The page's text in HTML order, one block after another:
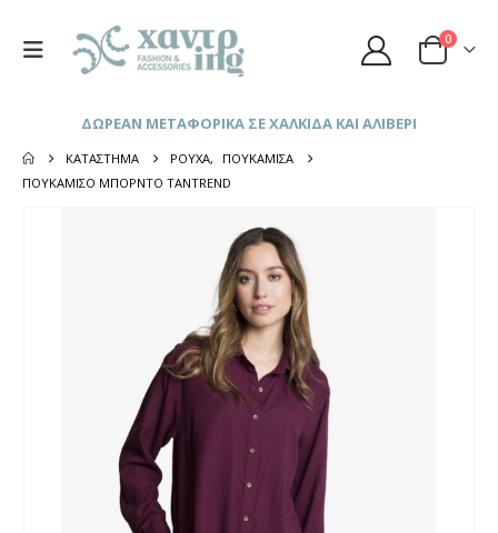
0
ΔΩΡΕΑΝ ΜΕΤΑΦΟΡΙΚΑ ΣΕ ΧΑΛΚΙΔΑ ΚΑΙ ΑΛΙΒΕΡΙ
ΚΑΤΆΣΤΗΜΑ ΡΟΎΧΑ,
ΠΟΥΚΆΜΙΣΑ
ΠΟΥΚΆΜΙΣΟ ΜΠΟΡΝΤΌ TANTREND